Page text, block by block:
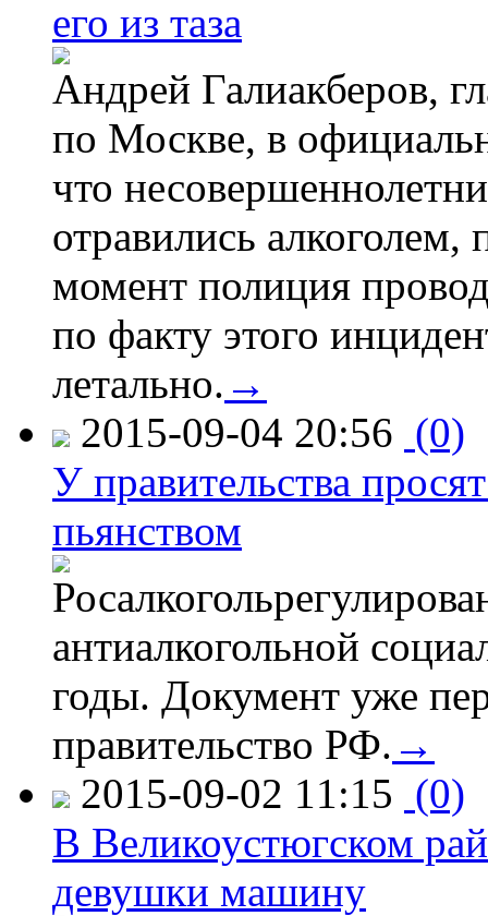
его из таза
Андрей Галиакберов,
по Москве, в
что
отравились
момент полиция
по факту этого
летально. →
2015-09-04 20:56 (0)
У правительства
пьянством
антиалкогольной
годы. Документ уже
правительство РФ. →
2015-09-02 11:15 (0)
В Великоустюгском
девушки машину